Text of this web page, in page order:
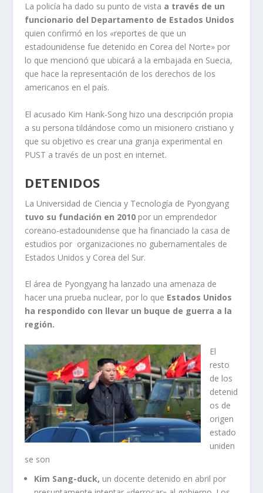
La policía ha dado su punto de vista a través de un
funcionario del Departamento de Estados Unidos
quien confirmó en los «reportes de que un
estadounidense fue detenido en Corea del Norte» por
lo que mencionó que ubicará a la embajada en Suecia,
que hace la representación de los derechos de los
americanos en el país.
El acusado Kim Hank-Song hizo una descripción propia
a su persona tildándose como un misionero cristiano y
que su objetivo es crear una granja experimental en
PUST a través de un post en internet.
DETENIDOS
La Universidad de Ciencia y Tecnología de Pyongyang
tuvo su fundación en 2010 por un emprendedor
coreano-estadounidense que ha financiado la casa de
estudios por organizaciones no gubernamentales de
Estados Unidos y Corea del Sur.
El área de Pyongyang ha lanzado una amenaza de
hacer una prueba nuclear, por lo que Estados Unidos
ha respondido con llevar un buque de guerra a la
región.
El
resto
de los
detenid
os de
origen
estado
uniden
se son
Kim Sang-duck, un docente detenido en abril por